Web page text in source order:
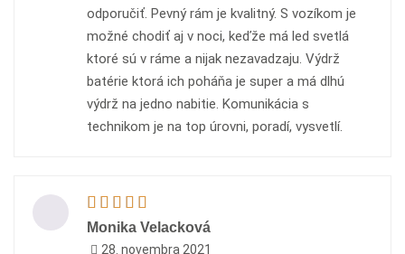
odporučiť. Pevný rám je kvalitný. S vozíkom je
možné chodiť aj v noci, keďže má led svetlá
ktoré sú v ráme a nijak nezavadzaju. Výdrž
batérie ktorá ich poháňa je super a má dlhú
výdrž na jedno nabitie. Komunikácia s
technikom je na top úrovni, poradí, vysvetlí.
Monika Velacková
28. novembra 2021